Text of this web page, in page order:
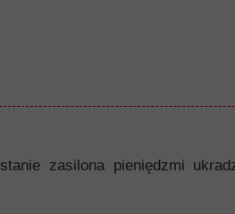
zasilona pieniędzmi